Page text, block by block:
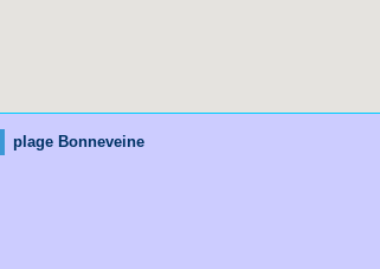
plage Bonneveine